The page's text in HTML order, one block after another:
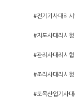
#전기기사대리
#지도사대리시
#관리사대리시
#조리사대리시
#토목산업기사